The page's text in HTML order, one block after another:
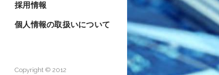
採用情報
個人情報の取扱いについて
Copyright © 2012